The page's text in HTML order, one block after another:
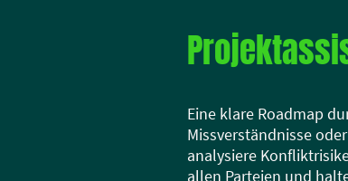
Eine klare Roadmap
Missverständnisse
analysiere
allen Parteien und